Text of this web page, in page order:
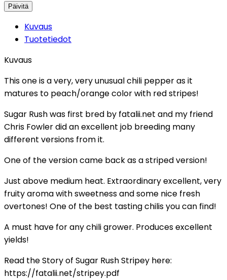
Kuvaus
Tuotetiedot
Kuvaus
This one is a very, very unusual chili pepper as it
matures to peach/orange color with red stripes!
Sugar Rush was first bred by fatalii.net and my friend
Chris Fowler did an excellent job breeding many
different versions from it.
One of the version came back as a striped version!
Just above medium heat. Extraordinary excellent, very
fruity aroma with sweetness and some nice fresh
overtones! One of the best tasting chilis you can find!
A must have for any chili grower. Produces excellent
yields!
Read the Story of Sugar Rush Stripey here:
https://fatalii.net/stripey.pdf